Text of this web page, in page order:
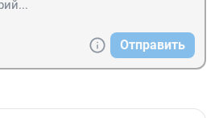
Отправить